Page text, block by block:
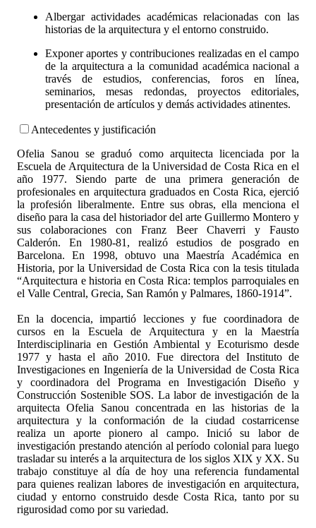
Albergar actividades académicas relacionadas con las
historias de la arquitectura y el entorno construido.
Exponer aportes y contribuciones realizadas en el campo
de la arquitectura a la comunidad académica nacional a
través de estudios, conferencias, foros en línea,
seminarios, mesas redondas, proyectos editoriales,
presentación de artículos y demás actividades atinentes.
Antecedentes y justificación
Ofelia Sanou se graduó como arquitecta licenciada por la
Escuela de Arquitectura de la Universidad de Costa Rica en el
año 1977. Siendo parte de una primera generación de
profesionales en arquitectura graduados en Costa Rica, ejerció
la profesión liberalmente. Entre sus obras, ella menciona el
diseño para la casa del historiador del arte Guillermo Montero y
sus colaboraciones con Franz Beer Chaverri y Fausto
Calderón. En 1980-81, realizó estudios de posgrado en
Barcelona. En 1998, obtuvo una Maestría Académica en
Historia, por la Universidad de Costa Rica con la tesis titulada
“Arquitectura e historia en Costa Rica: templos parroquiales en
el Valle Central, Grecia, San Ramón y Palmares, 1860-1914”.
En la docencia, impartió lecciones y fue coordinadora de
cursos en la Escuela de Arquitectura y en la Maestría
Interdisciplinaria en Gestión Ambiental y Ecoturismo desde
1977 y hasta el año 2010. Fue directora del Instituto de
Investigaciones en Ingeniería de la Universidad de Costa Rica
y coordinadora del Programa en Investigación Diseño y
Construcción Sostenible SOS. La labor de investigación de la
arquitecta Ofelia Sanou concentrada en las historias de la
arquitectura y la conformación de la ciudad costarricense
realiza un aporte pionero al campo. Inició su labor de
investigación prestando atención al período colonial para luego
trasladar su interés a la arquitectura de los siglos XIX y XX. Su
trabajo constituye al día de hoy una referencia fundamental
para quienes realizan labores de investigación en arquitectura,
ciudad y entorno construido desde Costa Rica, tanto por su
rigurosidad como por su variedad.